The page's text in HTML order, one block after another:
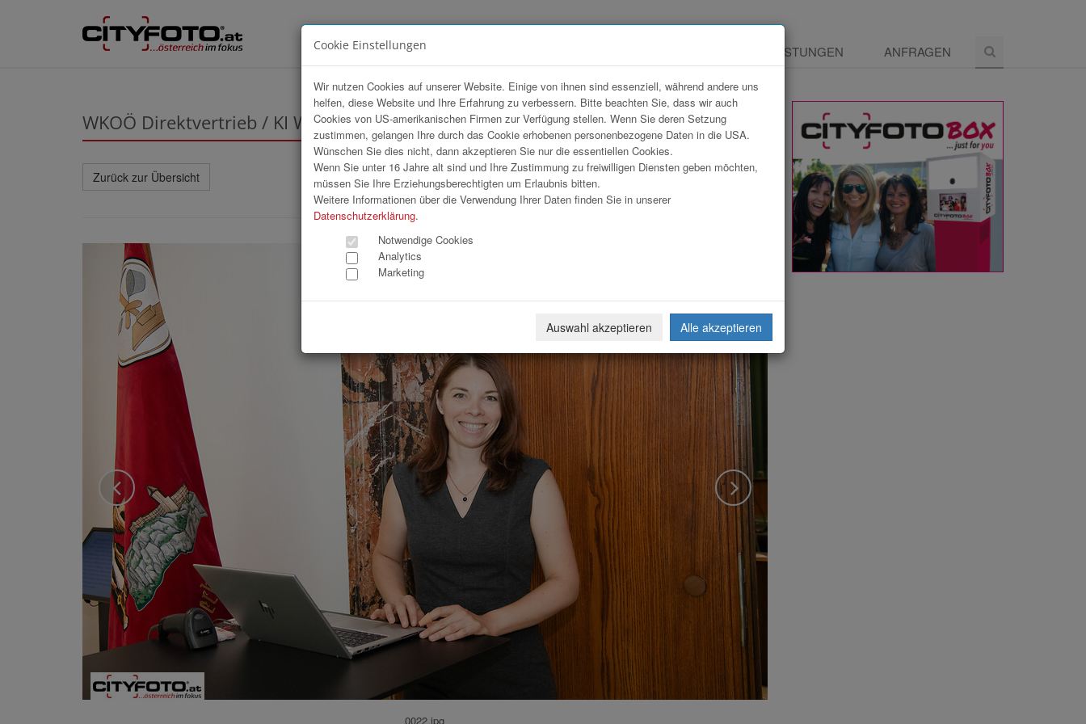
LEISTUNGEN ANFRAGEN
WKOÖ Direktvertrieb / KI Workshop
Zurück zur Übersicht Download Weiterleiten
0022.jpg
Cookie Einstellungen
Wir nutzen Cookies auf unserer Website. Einige von ihnen sind essenziell, während andere uns
helfen, diese Website und Ihre Erfahrung zu verbessern. Bitte beachten Sie, dass wir auch
Cookies von US-amerikanischen Firmen zur Verfügung stellen. Wenn Sie deren Setzung
zustimmen, gelangen Ihre durch das Cookie erhobenen personenbezogene Daten in die USA.
Wünschen Sie dies nicht, dann akzeptieren Sie nur die essentiellen Cookies.
Wenn Sie unter 16 Jahre alt sind und Ihre Zustimmung zu freiwilligen Diensten geben möchten,
müssen Sie Ihre Erziehungsberechtigten um Erlaubnis bitten.
Weitere Informationen über die Verwendung Ihrer Daten finden Sie in unserer
Datenschutzerklärung.
Notwendige Cookies
Analytics
Marketing
Auswahl akzeptieren Alle akzeptieren